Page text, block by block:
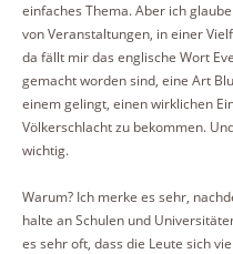
einfaches Thema. Aber ich
von Veranstaltungen, in einer
da fällt mir das englische Wort
gemacht worden sind, eine Art
einem gelingt, einen wirklichen
Völkerschlacht zu bekommen.
wichtig.
Warum? Ich merke es sehr,
halte an Schulen und
es sehr oft, dass die Leute sich